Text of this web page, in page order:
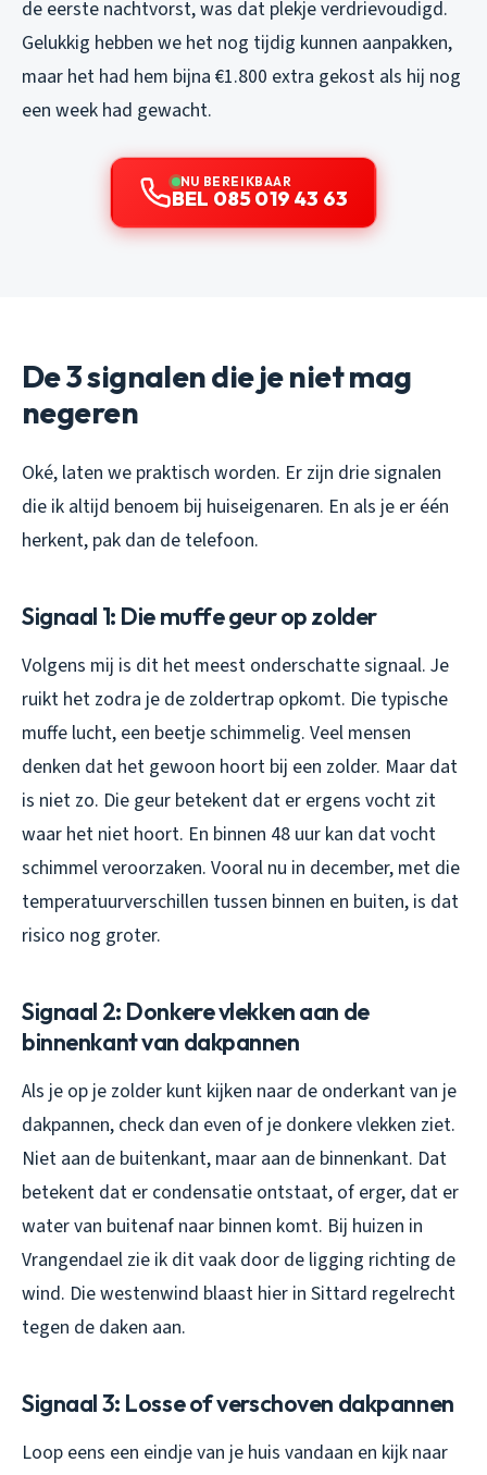
de eerste nachtvorst, was dat plekje verdrievoudigd.
Gelukkig hebben we het nog tijdig kunnen aanpakken,
maar het had hem bijna €1.800 extra gekost als hij nog
een week had gewacht.
NU BEREIKBAAR
BEL 085 019 43 63
De 3 signalen die je niet mag
negeren
Oké, laten we praktisch worden. Er zijn drie signalen
die ik altijd benoem bij huiseigenaren. En als je er één
herkent, pak dan de telefoon.
Signaal 1: Die muffe geur op zolder
Volgens mij is dit het meest onderschatte signaal. Je
ruikt het zodra je de zoldertrap opkomt. Die typische
muffe lucht, een beetje schimmelig. Veel mensen
denken dat het gewoon hoort bij een zolder. Maar dat
is niet zo. Die geur betekent dat er ergens vocht zit
waar het niet hoort. En binnen 48 uur kan dat vocht
schimmel veroorzaken. Vooral nu in december, met die
temperatuurverschillen tussen binnen en buiten, is dat
risico nog groter.
Signaal 2: Donkere vlekken aan de
binnenkant van dakpannen
Als je op je zolder kunt kijken naar de onderkant van je
dakpannen, check dan even of je donkere vlekken ziet.
Niet aan de buitenkant, maar aan de binnenkant. Dat
betekent dat er condensatie ontstaat, of erger, dat er
water van buitenaf naar binnen komt. Bij huizen in
Vrangendael zie ik dit vaak door de ligging richting de
wind. Die westenwind blaast hier in Sittard regelrecht
tegen de daken aan.
Signaal 3: Losse of verschoven dakpannen
Loop eens een eindje van je huis vandaan en kijk naar